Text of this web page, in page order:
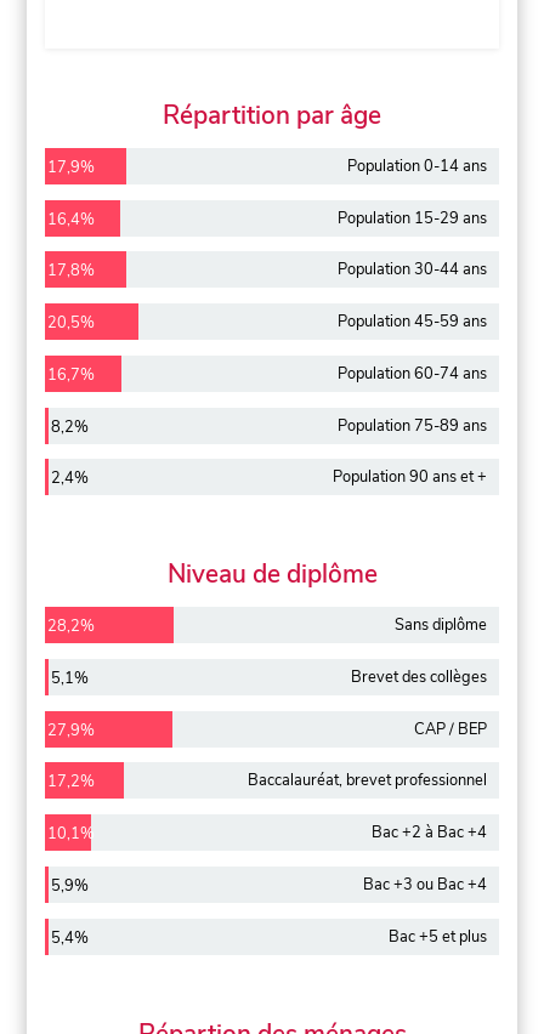
Répartition par âge
17,9% Population 0-14 ans
16,4% Population 15-29 ans
17,8% Population 30-44 ans
20,5% Population 45-59 ans
16,7% Population 60-74 ans
8,2% Population 75-89 ans
2,4% Population 90 ans et +
Niveau de diplôme
28,2% Sans diplôme
5,1% Brevet des collèges
27,9% CAP / BEP
17,2% Baccalauréat, brevet professionnel
10,1% Bac +2 à Bac +4
5,9% Bac +3 ou Bac +4
5,4% Bac +5 et plus